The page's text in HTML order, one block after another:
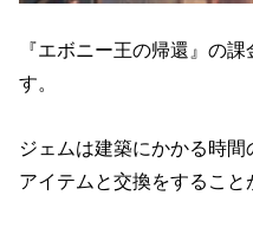
『エボニー王の帰還』の課
す。
ジェムは建築にかかる時
アイテムと交換をすること